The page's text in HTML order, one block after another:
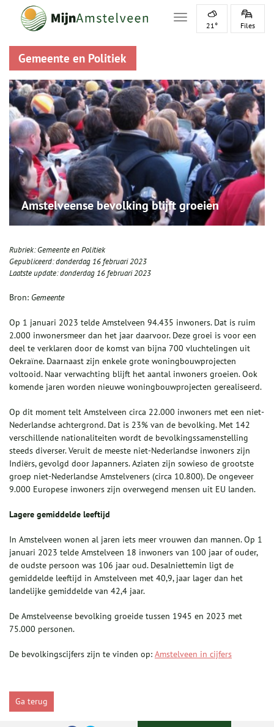
Toggle navigation
21° Files
Gemeente en Politiek
Amstelveense bevolking blijft groeien
Rubriek:Gemeente en Politiek
Gepubliceerd:donderdag 16 februari 2023
Laatste update:donderdag 16 februari 2023
Bron: Gemeente
Op 1 januari 2023 telde Amstelveen 94.435 inwoners. Dat is ruim
2.000 inwonersmeer dan het jaar daarvoor. Deze groei is voor een
deel te verklaren door de komst van bijna 700 vluchtelingen uit
Oekraïne. Daarnaast zijn enkele grote woningbouwprojecten
voltooid. Naar verwachting blijft het aantal inwoners groeien. Ook
komende jaren worden nieuwe woningbouwprojecten gerealiseerd.
Op dit moment telt Amstelveen circa 22.000 inwoners met een niet-
Nederlandse achtergrond. Dat is 23% van de bevolking. Met 142
verschillende nationaliteiten wordt de bevolkingssamenstelling
steeds diverser. Veruit de meeste niet-Nederlandse inwoners zijn
Indiërs, gevolgd door Japanners. Aziaten zijn sowieso de grootste
groep niet-Nederlandse Amstelveners (circa 10.800). De ongeveer
9.000 Europese inwoners zijn overwegend mensen uit EU landen.
Lagere gemiddelde leeftijd
In Amstelveen wonen al jaren iets meer vrouwen dan mannen. Op 1
januari 2023 telde Amstelveen 18 inwoners van 100 jaar of ouder,
de oudste persoon was 106 jaar oud. Desalniettemin ligt de
gemiddelde leeftijd in Amstelveen met 40,9, jaar lager dan het
landelijke gemiddelde van 42,4 jaar.
De Amstelveense bevolking groeide tussen 1945 en 2023 met
75.000 personen.
De bevolkingscijfers zijn te vinden op: Amstelveen in cijfers
Ga terug